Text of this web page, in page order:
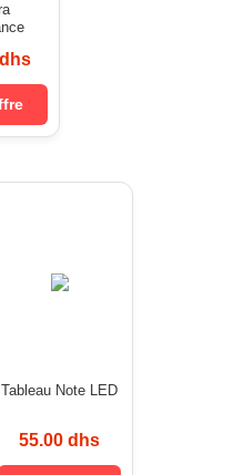
Tableau Note LED
55.00 dhs